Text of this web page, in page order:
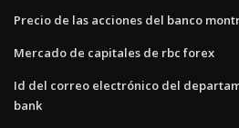
Precio de las acciones del banco
Mercado de capitales de rbc forex
Id del correo electrónico del
bank